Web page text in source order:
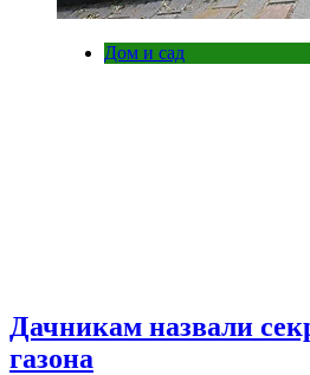
Дом и сад
Дачникам назвали
газона